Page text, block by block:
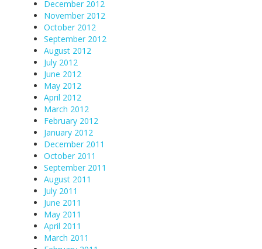
December 2012
November 2012
October 2012
September 2012
August 2012
July 2012
June 2012
May 2012
April 2012
March 2012
February 2012
January 2012
December 2011
October 2011
September 2011
August 2011
July 2011
June 2011
May 2011
April 2011
March 2011